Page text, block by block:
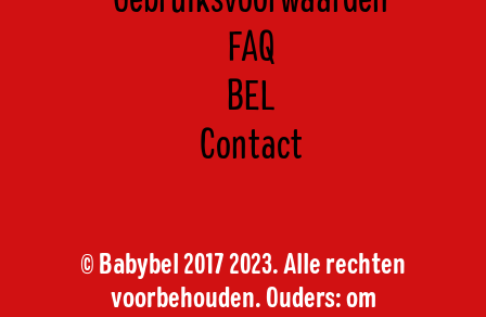
FAQ
BEL
Contact
© Babybel 2017 2023. Alle rechten
voorbehouden. Ouders: om